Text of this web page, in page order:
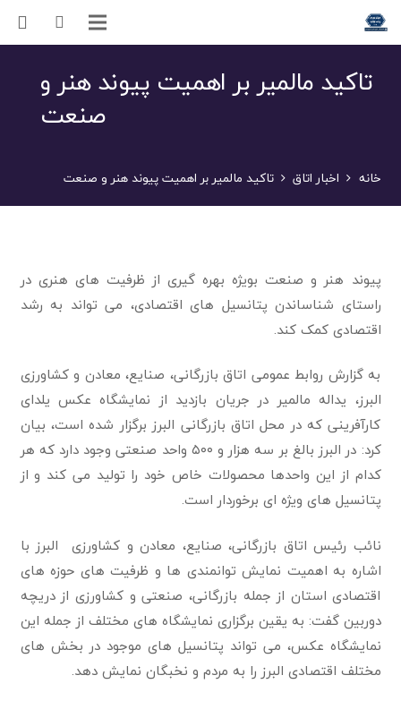
تاکید مالمیر بر اهمیت پیوند هنر و
صنعت
خانه اخبار اتاق تاکید مالمیر بر اهمیت پیوند هنر و صنعت
پیوند هنر و صنعت بویژه بهره گیری از ظرفیت های هنری در
راستای شناساندن پتانسیل های اقتصادی، می تواند به رشد
اقتصادی کمک کند.
به گزارش روابط عمومی اتاق بازرگانی، صنایع، معادن و کشاورزی
البرز، یداله مالمیر در جریان بازدید از نمایشگاه عکس یلدای
کارآفرینی که در محل اتاق بازرگانی البرز برگزار شده است، بیان
کرد: در البرز بالغ بر سه هزار و ۵۰۰ واحد صنعتی وجود دارد که هر
کدام از این واحدها محصولات خاص خود را تولید می کند و از
پتانسیل های ویژه ای برخوردار است.
نائب رئیس اتاق بازرگانی، صنایع، معادن و کشاورزی البرز با
اشاره به اهمیت نمایش توانمندی ها و ظرفیت های حوزه های
اقتصادی استان از جمله بازرگانی، صنعتی و کشاورزی از دریچه
دوربین گفت: به یقین برگزاری نمایشگاه های مختلف از جمله این
نمایشگاه عکس، می تواند پتانسیل های موجود در بخش های
مختلف اقتصادی البرز را به مردم و نخبگان نمایش دهد.